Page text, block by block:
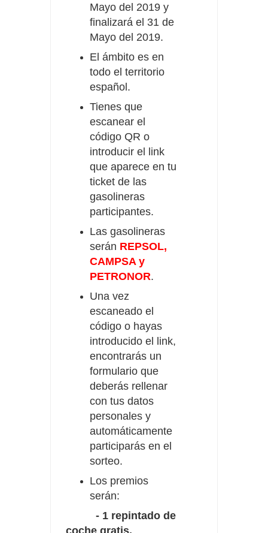
Mayo del 2019 y
finalizará el 31 de
Mayo del 2019.
El ámbito es en
todo el territorio
español.
Tienes que
escanear el
código QR o
introducir el link
que aparece en tu
ticket de las
gasolineras
participantes.
Las gasolineras
serán REPSOL,
CAMPSA y
PETRONOR.
Una vez
escaneado el
código o hayas
introducido el link,
encontrarás un
formulario que
deberás rellenar
con tus datos
personales y
automáticamente
participarás en el
sorteo.
Los premios
serán:
- 1 repintado de
coche gratis.